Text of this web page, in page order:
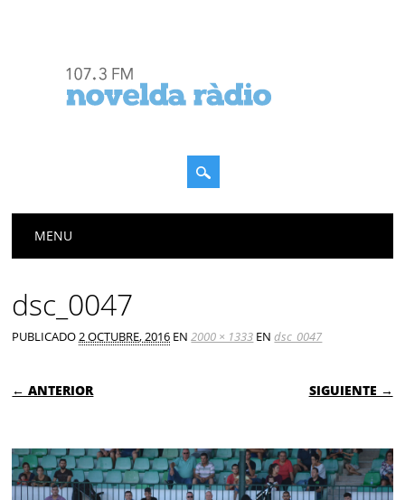
Menú principal
MENU
dsc_0047
PUBLICADO2 OCTUBRE, 2016 EN2000 × 1333 ENdsc_0047
← ANTERIOR SIGUIENTE →